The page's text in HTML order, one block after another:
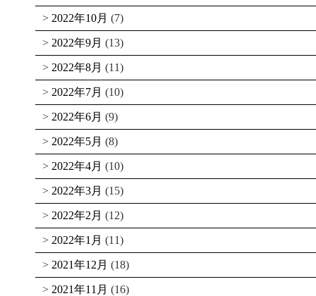
2022年10月 (7)
2022年9月 (13)
2022年8月 (11)
2022年7月 (10)
2022年6月 (9)
2022年5月 (8)
2022年4月 (10)
2022年3月 (15)
2022年2月 (12)
2022年1月 (11)
2021年12月 (18)
2021年11月 (16)